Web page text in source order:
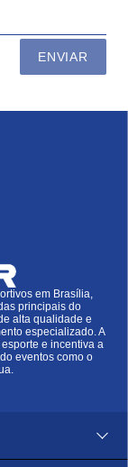
ENVIAR
em Brasília,
principais do
alta qualidade e
especializado. A
e incentiva a
eventos como o